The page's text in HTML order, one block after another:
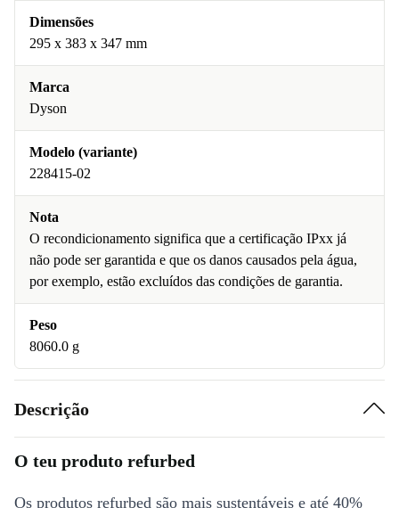
Dimensões
295 x 383 x 347 mm
Marca
Dyson
Modelo (variante)
228415-02
Nota
O recondicionamento significa que a certificação IPxx já
não pode ser garantida e que os danos causados pela água,
por exemplo, estão excluídos das condições de garantia.
Peso
8060.0 g
Descrição
O teu produto refurbed
Os produtos refurbed são mais sustentáveis e até 40%